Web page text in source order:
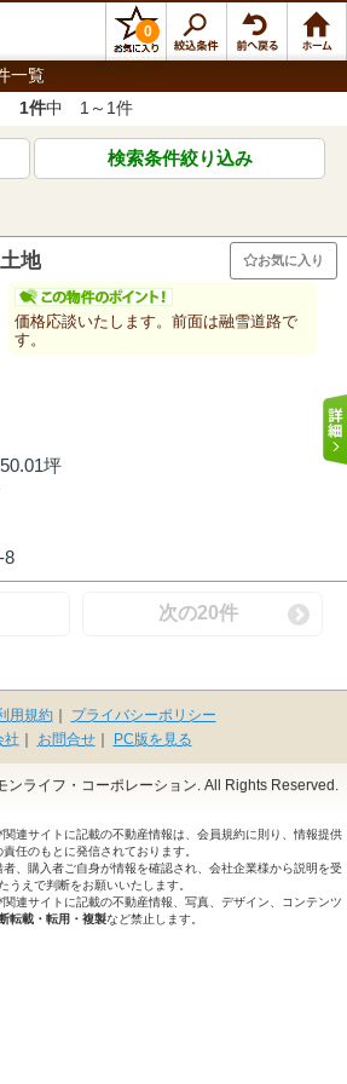
0
一覧
1件中 1～1件
検索条件絞り込み
地 お気に入り
価格応談いたします。前面は融雪道路で
す。
坪
8
次の20件
用規約｜
プライバシーポリシー
社 ｜ お問合せ｜ PC版を見る
ライフ・コーポレーション. All Rights Reserved.
連サイトに記載の不動産情報は、会員規約に則り、情報提供
任のもとに発信されております。
、購入者ご自身が情報を確認され、会社企業様から説明を受
うえで判断をお願いいたします。
連サイトに記載の不動産情報、写真、デザイン、コンテンツ
転載・転用・複製など禁止します。